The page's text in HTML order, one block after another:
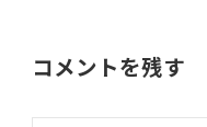
コメントを残す